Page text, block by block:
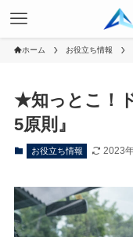
ホーム お役立ち情報
★知っとこ！
5原則』
お役立ち情報 2023